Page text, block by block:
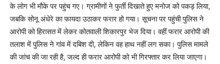
के लोग भी मौके पर पहुंच गए। ग्रामीणों ने फुर्ती दिखाते हुए मनोज को पकड़ लिया,
जबकि सोनू अंधेरे का फायदा उठाकर फरार हो गया। सूचना पर पहुंची पुलिस ने
आरोपी को हिरासत में लेकर कोतवाली शिकारपुर भेज दिया। वहीं फरार आरोपी की
तलाश में पुलिस ने गांव में दबिश दी, लेकिन वह हाथ नहीं लग सका। पुलिस मामले
की जांच की जा रही है, जल्द ही फरार आरोपी को भी गिरफ्तार कर लिया जाएगा।